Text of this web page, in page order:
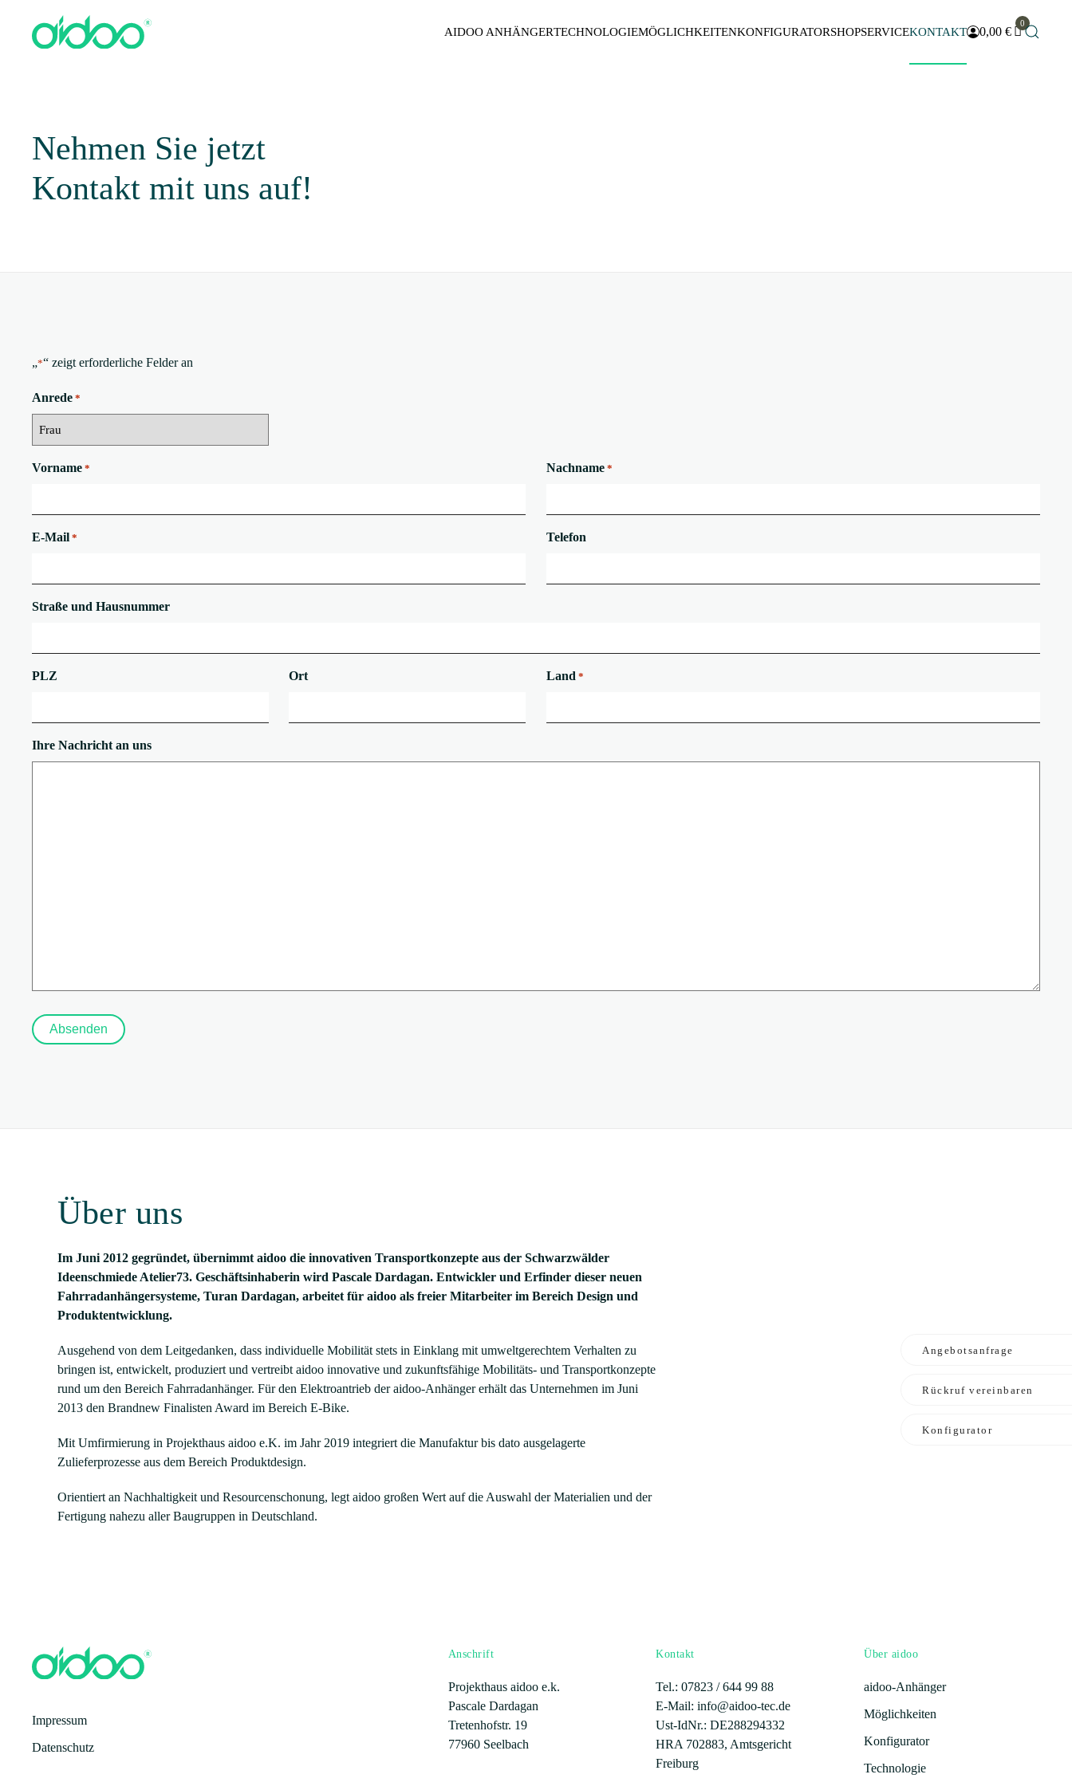
Zum Hauptinhalt springen
AIDOO ANHÄNGERTECHNOLOGIEMÖGLICHKEITENKONFIGURATORSHOPSERVICEKONTAKT 0,00 €
0
Nehmen Sie jetzt
Kontakt mit uns auf!
„*“ zeigt erforderliche Felder an
Anrede *
Vorname * Nachname *
E-Mail * Telefon
Straße und Hausnummer
PLZ Ort Land *
Ihre Nachricht an uns
Über uns
Im Juni 2012 gegründet, übernimmt aidoo die innovativen Transportkonzepte aus der Schwarzwälder
Ideenschmiede Atelier73. Geschäftsinhaberin wird Pascale Dardagan. Entwickler und Erfinder dieser neuen
Fahrradanhängersysteme, Turan Dardagan, arbeitet für aidoo als freier Mitarbeiter im Bereich Design und
Produktentwicklung.
Ausgehend von dem Leitgedanken, dass individuelle Mobilität stets in Einklang mit umweltgerechtem Verhalten zu
bringen ist, entwickelt, produziert und vertreibt aidoo innovative und zukunftsfähige Mobilitäts- und Transportkonzepte
rund um den Bereich Fahrradanhänger. Für den Elektroantrieb der aidoo-Anhänger erhält das Unternehmen im Juni
2013 den Brandnew Finalisten Award im Bereich E-Bike.
Mit Umfirmierung in Projekthaus aidoo e.K. im Jahr 2019 integriert die Manufaktur bis dato ausgelagerte
Zulieferprozesse aus dem Bereich Produktdesign.
Orientiert an Nachhaltigkeit und Resourcenschonung, legt aidoo großen Wert auf die Auswahl der Materialien und der
Fertigung nahezu aller Baugruppen in Deutschland.
Impressum
Datenschutz
Anschrift
Projekthaus aidoo e.k.
Pascale Dardagan
Tretenhofstr. 19
77960 Seelbach
Kontakt
Tel.: 07823 /644 99 88
E-Mail: info@aidoo-tec.de
Ust-IdNr.: DE288294332
HRA 702883, Amtsgericht
Freiburg
Über aidoo
aidoo-Anhänger
Möglichkeiten
Konfigurator
Technologie
Angebotsanfrage
Rückruf vereinbaren
Konfigurator